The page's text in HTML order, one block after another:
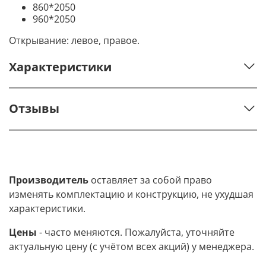
860*2050
960*2050
Открывание: левое, правое.
Характеристики
Отзывы
Производитель оставляет за собой право
изменять комплектацию и конструкцию, не ухудшая
характеристики.
Цены - часто меняются. Пожалуйста, уточняйте
актуальную цену (с учётом всех акций) у менеджера.